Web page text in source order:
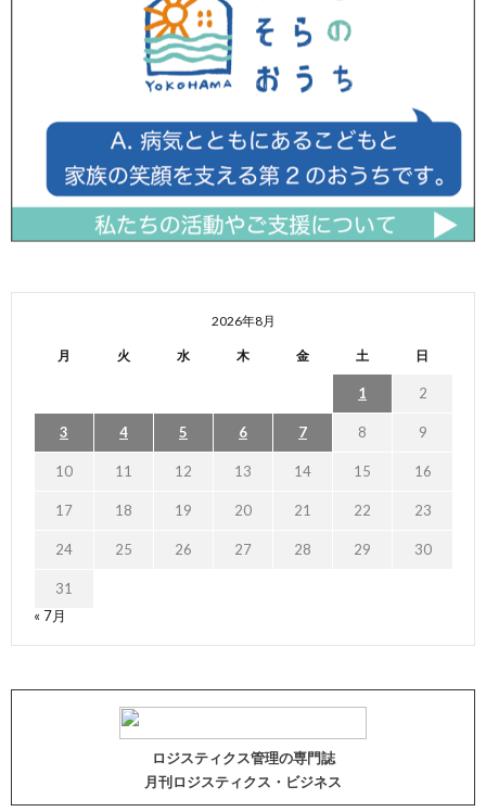
2026年8月
月 火 水 木 金 土 日
1 2
3 4 5 6 7 8 9
10 11 12 13 14 15 16
17 18 19 20 21 22 23
24 25 26 27 28 29 30
31
« 7月
ロジスティクス管理の専門誌
月刊ロジスティクス・ビジネス